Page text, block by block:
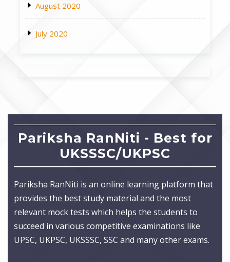
August 2020
July 2020
Pariksha RanNiti - Best for
UKSSSC/UKPSC
Pariksha RanNiti is an online learning platform that
provides the best study material and the most
relevant mock tests which helps the students to
succeed in various competitive examinations like
UPSC, UKPSC, UKSSSC, SSC and many other exams.